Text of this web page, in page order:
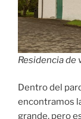
Residencia de
Dentro del
encontramos
grande, pero